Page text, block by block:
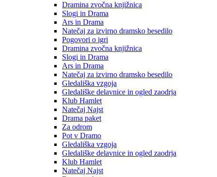
Dramina zvočna knjižnica
Slogi in Drama
Ars in Drama
Natečaj za izvirno dramsko besedilo
Pogovori o igri
Dramina zvočna knjižnica
Slogi in Drama
Ars in Drama
Natečaj za izvirno dramsko besedilo
Gledališka vzgoja
Gledališke delavnice in ogled zaodrja
Klub Hamlet
Natečaj Najst
Drama paket
Za odrom
Pot v Dramo
Gledališka vzgoja
Gledališke delavnice in ogled zaodrja
Klub Hamlet
Natečaj Najst